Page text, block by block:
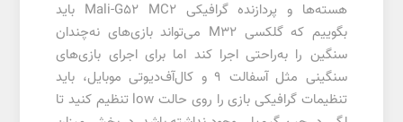
هسته‌ها و پردازنده گرافیکی Mali-G52 MC2 باید
بگوییم که گلکسی M32 می‌تواند بازی‌های نه‌چندان
سنگین را به‌راحتی اجرا کند اما برای اجرای بازی‌های
سنگینی مثل آسفالت 9 و کال‌آف‌دیوتی موبایل، باید
تنظیمات گرافیکی بازی را روی حالت low تنظیم کنید تا